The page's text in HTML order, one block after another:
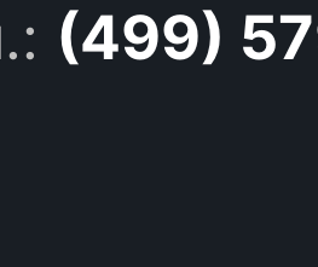
(499)